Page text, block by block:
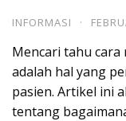
INFORMASI ·
Mencari tahu
adalah hal yang
pasien. Artikel ini
tentang